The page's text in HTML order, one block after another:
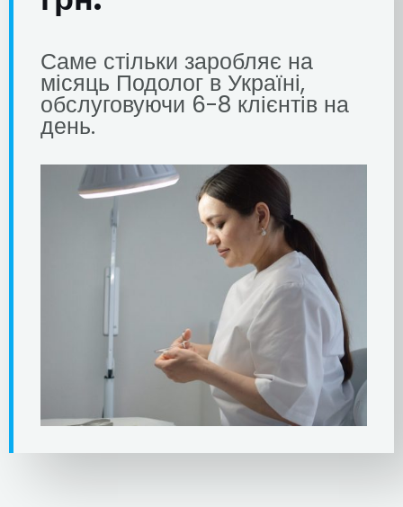
Саме стільки заробляє на
місяць Подолог в Україні,
обслуговуючи 6-8 клієнтів на
день.